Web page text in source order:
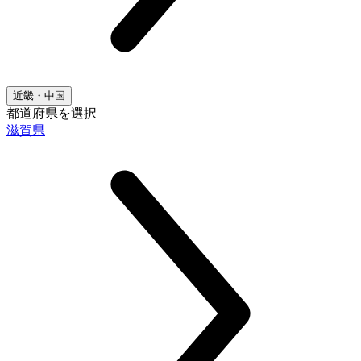
近畿・中国
都道府県を選択
滋賀県